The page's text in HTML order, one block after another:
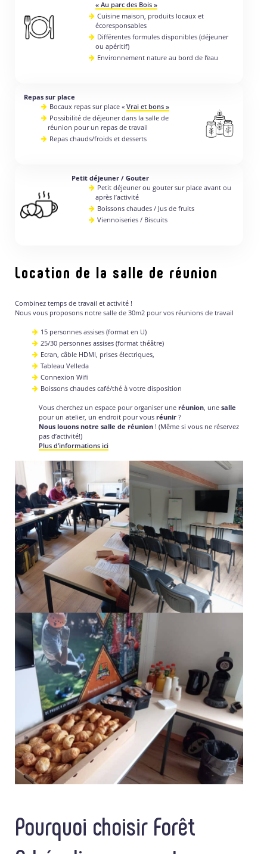
« Au parc des Bois »
Cuisine maison, produits locaux et
écoresponsables
Différentes formules disponibles (déjeuner
ou apéritif)
Environnement nature au bord de l’eau
Repas sur place
Bocaux repas sur place « Vrai et bons »
Possibilité de déjeuner dans la salle de
réunion pour un repas de travail
Repas chauds/froids et desserts
Petit déjeuner / Gouter
Petit déjeuner ou gouter sur place avant ou
après l’activité
Boissons chaudes / Jus de fruits
Viennoiseries / Biscuits
Location de la salle de réunion
Combinez temps de travail et activité !
Nous vous proposons notre salle de 30m2 pour vos réunions de travail
15 personnes assises (format en U)
25/30 personnes assises (format théâtre)
Ecran, câble HDMI, prises électriques,
Tableau Velleda
Connexion Wifi
Boissons chaudes café/thé à votre disposition
Vous cherchez un espace pour organiser une réunion, une salle
pour un atelier, un endroit pour vous réunir ?
Nous louons notre salle de réunion ! (Même si vous ne réservez
pas d’activité!)
Plus d’informations ici
Pourquoi choisir Forêt